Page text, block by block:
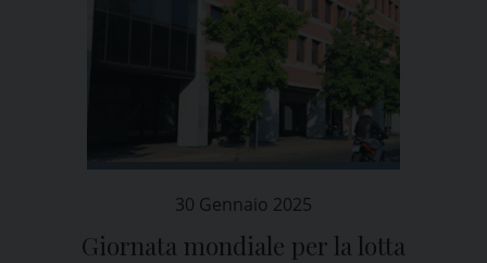
30 Gennaio 2025
Giornata mondiale per la lotta